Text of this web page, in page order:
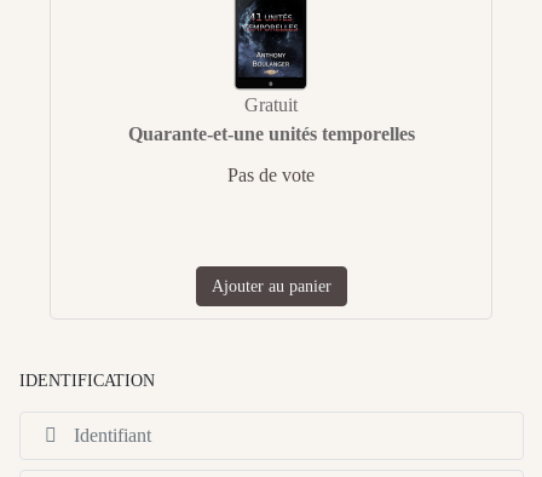
Gratuit
Quarante-et-une unités temporelles
Pas de vote
Ajouter au panier
IDENTIFICATION